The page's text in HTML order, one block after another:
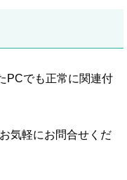
PCでも正常に関連付
気軽にお問合せくだ